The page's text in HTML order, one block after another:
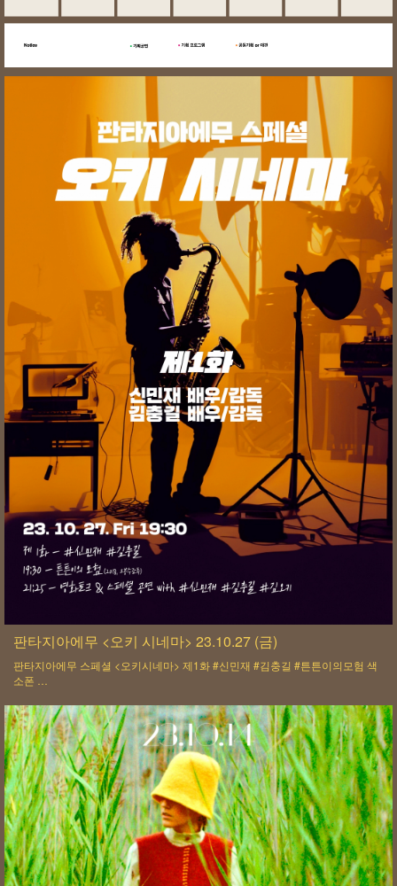
판타지아에무 <오키 시네마> 23.10.27 (금)
판타지아에무 스페셜 <오키시네마> 제1화 #신민재 #김충길 #튼튼이의모험 색
소폰 …